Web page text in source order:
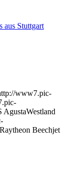
aus Stuttgart
www7.pic-
Beechjet